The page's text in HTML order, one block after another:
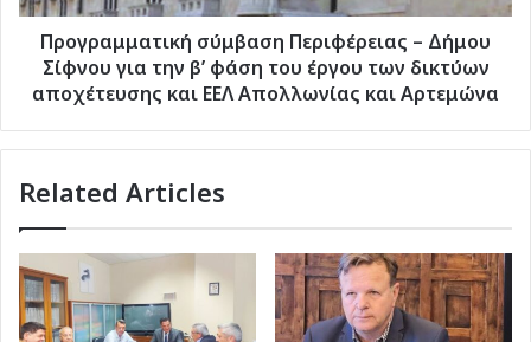
β’
φάση
έργου
δικτύων
και
Απολλωνίας
και
Αρτεμώνα
Προγραμματική σύμβαση Περιφέρειας – Δήμου
Σίφνου για την β’ φάση του έργου των δικτύων
αποχέτευσης και ΕΕΛ Απολλωνίας και Αρτεμώνα
Related Articles